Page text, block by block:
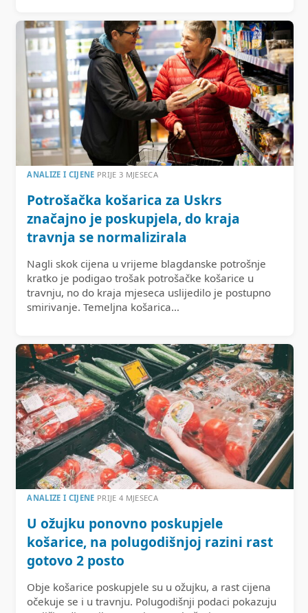
ANALIZE I CIJENE PRIJE 3 MJESECA
Potrošačka košarica za Uskrs
značajno je poskupjela, do kraja
travnja se normalizirala
Nagli skok cijena u vrijeme blagdanske potrošnje
kratko je podigao trošak potrošačke košarice u
travnju, no do kraja mjeseca uslijedilo je postupno
smirivanje. Temeljna košarica…
ANALIZE I CIJENE PRIJE 4 MJESECA
U ožujku ponovno poskupjele
košarice, na polugodišnjoj razini rast
gotovo 2 posto
Obje košarice poskupjele su u ožujku, a rast cijena
očekuje se i u travnju. Polugodišnji podaci pokazuju